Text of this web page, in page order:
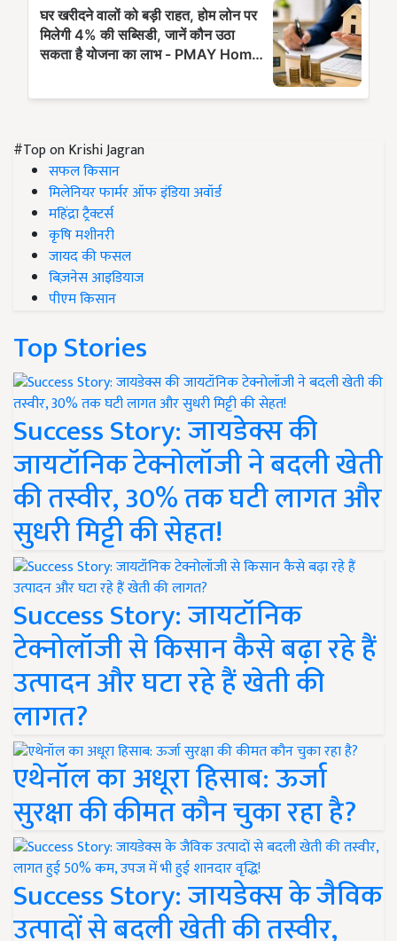
#Top on Krishi Jagran
सफल किसान
मिलेनियर फार्मर ऑफ इंडिया अवॉर्ड
महिंद्रा ट्रैक्टर्स
कृषि मशीनरी
जायद की फसल
बिज़नेस आइडियाज
पीएम किसान
Top Stories
Success Story: जायडेक्स की
जायटॉनिक टेक्नोलॉजी ने बदली खेती
की तस्वीर, 30% तक घटी लागत और
सुधरी मिट्टी की सेहत!
Success Story: जायटॉनिक
टेक्नोलॉजी से किसान कैसे बढ़ा रहे हैं
उत्पादन और घटा रहे हैं खेती की
लागत?
एथेनॉल का अधूरा हिसाब: ऊर्जा
सुरक्षा की कीमत कौन चुका रहा है?
Success Story: जायडेक्स के जैविक
उत्पादों से बदली खेती की तस्वीर,